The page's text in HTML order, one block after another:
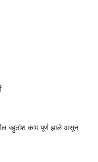
बहुतांश काम पूर्ण झाले असून